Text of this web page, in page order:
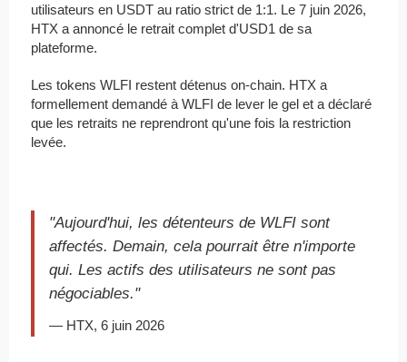
utilisateurs en USDT au ratio strict de 1:1. Le 7 juin 2026,
HTX a annoncé le retrait complet d'USD1 de sa
plateforme.
Les tokens WLFI restent détenus on-chain. HTX a
formellement demandé à WLFI de lever le gel et a déclaré
que les retraits ne reprendront qu'une fois la restriction
levée.
"Aujourd'hui, les détenteurs de WLFI sont
affectés. Demain, cela pourrait être n'importe
qui. Les actifs des utilisateurs ne sont pas
négociables."
— HTX, 6 juin 2026